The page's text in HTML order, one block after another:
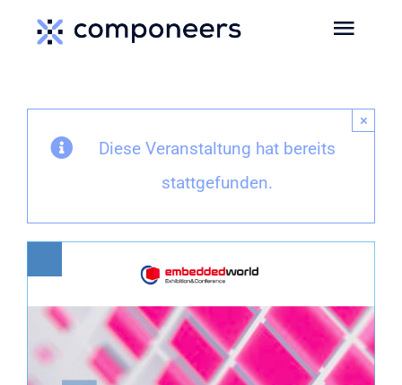
Inhalt
MEDIEN
EVENTS
MEDIADATEN
Diese Veranstaltung hat bereits
stattgefunden.
×